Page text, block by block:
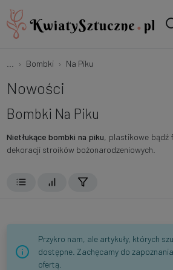
Bombki Na Piku
Nowości
Bombki Na Piku
Nietłukące bombki na piku, plastikowe bądź
dekoracji stroików bożonarodzeniowych.
Przykro nam, ale artykuły, których
dostępne. Zachęcamy do
ofertą.